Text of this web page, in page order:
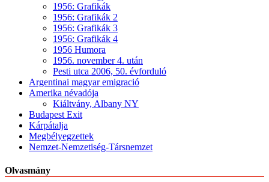
1956: Grafikák
1956: Grafikák 2
1956: Grafikák 3
1956: Grafikák 4
1956 Humora
1956. november 4. után
Pesti utca 2006, 50. évforduló
Argentinai magyar emigració
Amerika névadója
Kiáltvány, Albany NY
Budapest Exit
Kárpátalja
Megbélyegzettek
Nemzet-Nemzetiség-Társnemzet
Olvasmány